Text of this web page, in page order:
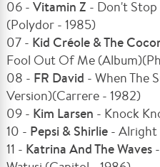
06 - Vitamin Z - Don't Stop
(Polydor - 1985)
07 - Kid Créole & The
Fool Out Of Me
08 - FR David - When The
Version)(Carrere - 1982)
09 - Kim Larsen - Knock
10 - Pepsi & Shirlie - Alright
11 - Katrina And The Waves